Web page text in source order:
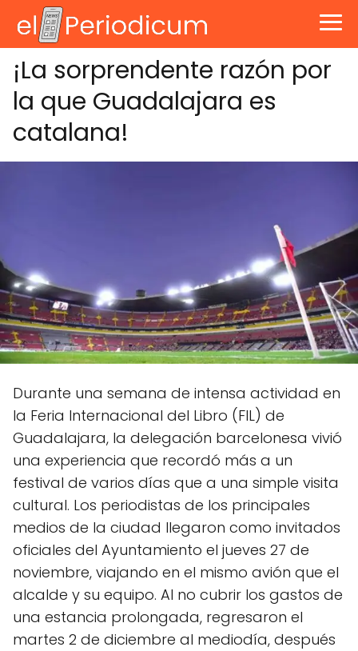
¡La sorprendente razón por
la que Guadalajara es
catalana!
Durante una semana de intensa actividad en
la Feria Internacional del Libro (FIL) de
Guadalajara, la delegación barcelonesa vivió
una experiencia que recordó más a un
festival de varios días que a una simple visita
cultural. Los periodistas de los principales
medios de la ciudad llegaron como invitados
oficiales del Ayuntamiento el jueves 27 de
noviembre, viajando en el mismo avión que el
alcalde y su equipo. Al no cubrir los gastos de
una estancia prolongada, regresaron el
martes 2 de diciembre al mediodía, después